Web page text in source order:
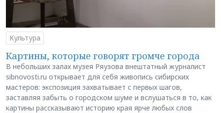
Культура
Картины, которые говорят громче города
В небольших залах музея Ряузова внештатный журналист
sibnovosti.ru открывает для себя живопись сибирских
мастеров: экспозиция захватывает с первых шагов,
заставляя забыть о городском шуме и вслушаться в то, как
картины рассказывают историю края ярче любых слов